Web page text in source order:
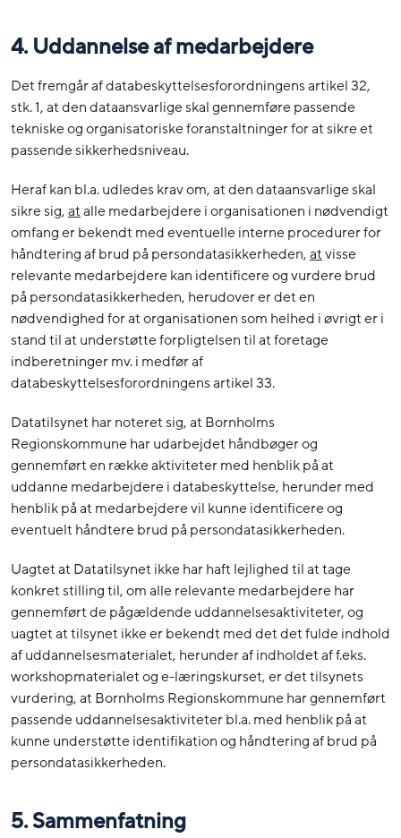
4. Uddannelse af medarbejdere
Det fremgår af databeskyttelsesforordningens artikel 32,
stk. 1, at den dataansvarlige skal gennemføre passende
tekniske og organisatoriske foranstaltninger for at sikre et
passende sikkerhedsniveau.
Heraf kan bl.a. udledes krav om, at den dataansvarlige skal
sikre sig,atalle medarbejdere i organisationen i nødvendigt
omfang er bekendt med eventuelle interne procedurer for
håndtering af brud på persondatasikkerheden,atvisse
relevante medarbejdere kan identificere og vurdere brud
på persondatasikkerheden, herudover er det en
nødvendighed for at organisationen som helhed i øvrigt er i
stand til at understøtte forpligtelsen til at foretage
indberetninger mv. i medfør af
databeskyttelsesforordningens artikel 33.
Datatilsynet har noteret sig, at Bornholms
Regionskommune har udarbejdet håndbøger og
gennemført en række aktiviteter med henblik på at
uddanne medarbejdere i databeskyttelse, herunder med
henblik på at medarbejdere vil kunne identificere og
eventuelt håndtere brud på persondatasikkerheden.
Uagtet at Datatilsynet ikke har haft lejlighed til at tage
konkret stilling til, om alle relevante medarbejdere har
gennemført de pågældende uddannelsesaktiviteter, og
uagtet at tilsynet ikke er bekendt med det det fulde indhold
af uddannelsesmaterialet, herunder af indholdet af f.eks.
workshopmaterialet og e-læringskurset, er det tilsynets
vurdering, at Bornholms Regionskommune har gennemført
passende uddannelsesaktiviteter bl.a. med henblik på at
kunne understøtte identifikation og håndtering af brud på
persondatasikkerheden.
5.Sammenfatning